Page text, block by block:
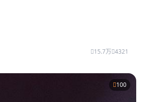
15.7万 4321
100